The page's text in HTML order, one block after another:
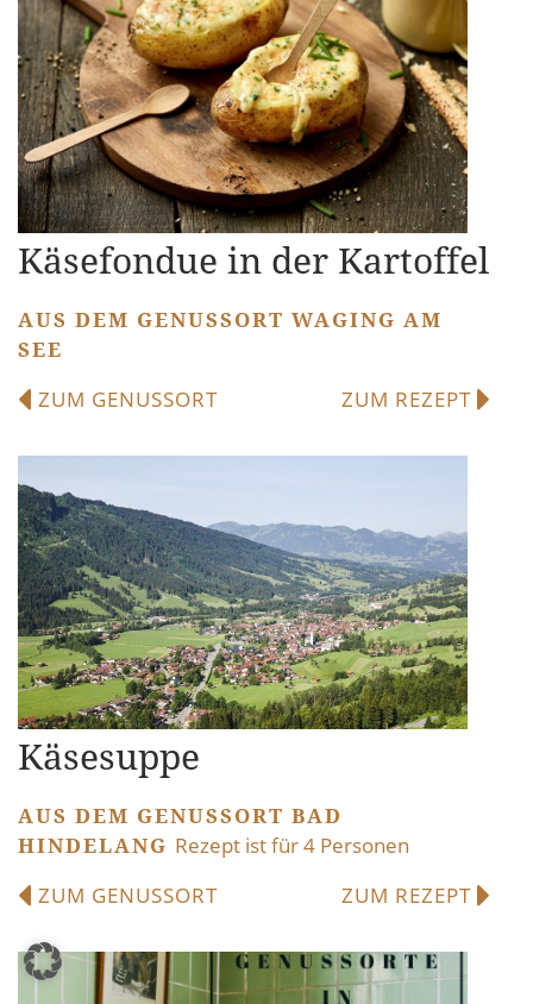
Käsefondue in der Kartoffel
AUS DEM GENUSSORT WAGING AM
SEE
ZUM GENUSSORT
ZUM REZEPT
Käsesuppe
AUS DEM GENUSSORT BAD
HINDELANG Rezept ist für 4 Personen
ZUM GENUSSORT
ZUM REZEPT